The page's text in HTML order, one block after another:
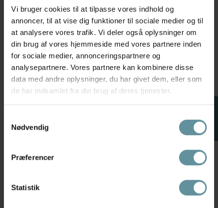
Vi bruger cookies til at tilpasse vores indhold og
annoncer, til at vise dig funktioner til sociale medier og til
at analysere vores trafik. Vi deler også oplysninger om
din brug af vores hjemmeside med vores partnere inden
for sociale medier, annonceringspartnere og
analysepartnere. Vores partnere kan kombinere disse
data med andre oplysninger, du har givet dem, eller som
de har indsamlet fra din brug af deres tjenester.
Nødvendig
Præferencer
Statistik
399,98 kr799,95 kr
L/XL
499,98 kr999,95 kr
S
+42 50 %
Forrest
50 %
jakke 50210299 Medium Blue
FILTER